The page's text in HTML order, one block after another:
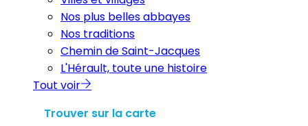
Nos plus belles abbayes
Nos traditions
Chemin de Saint-Jacques
L'Hérault, toute une histoire
Tout voir
Trouver sur la carte